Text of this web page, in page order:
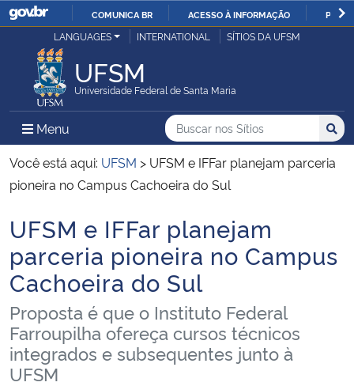
IR
COMUNICA BR ACESSO À INFORMAÇÃO
Ministério da Justiça e Segurança Pública
Ministério da Defesa
Ministério das Relações Exteriores
Ministério da Infraestrutura
Ministério da Agricultura, Pecuária e Abastecimento
Ministério da Educação
Ministério da Cidadania
LANGUAGES INTERNATIONAL SÍTIOS DA UFSM
UFSM
Universidade Federal de Santa Maria
Menu Menu Principal do Sítio
Busca
Buscar no nos Sítios
Busca:
Você está aqui: UFSM > UFSM e IFFar planejam parceria
pioneira no Campus Cachoeira do Sul
Início do conteúdo
UFSM e IFFar planejam
parceria pioneira no Campus
Cachoeira do Sul
Proposta é que o Instituto Federal
Farroupilha ofereça cursos técnicos
integrados e subsequentes junto à
UFSM